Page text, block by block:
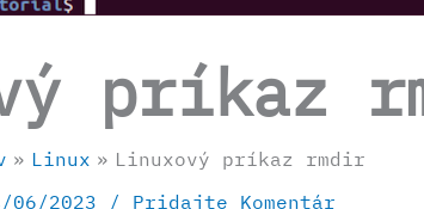
príkaz
Linux
Linuxový príkaz rmdir
06/2023
/ Pridajte Komentár